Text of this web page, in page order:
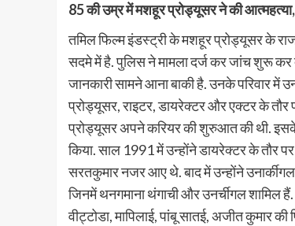
85 की उम्र में मशहूर प्रोड्यूसर ने की
तमिल फिल्म इंडस्ट्री के मशहूर प्रोड्यूसर के
सदमे में है. पुलिस ने मामला दर्ज कर जांच शुरू
जानकारी सामने आना बाकी है. उनके परिवार में
प्रोड्यूसर, राइटर, डायरेक्टर और एक्टर के तौर
प्रोड्यूसर अपने करियर की शुरुआत की थी.
किया. साल 1991 में उन्होंने डायरेक्टर के तौर
सरतकुमार नजर आए थे. बाद में उन्होंने
जिनमें थनगमाना थंगाची और उनर्चीगल शामिल
वीट्टोडा, मापिलाई, पांबू सातई, अजीत कुमार